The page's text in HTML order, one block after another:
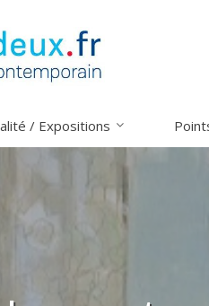
/ Expositions